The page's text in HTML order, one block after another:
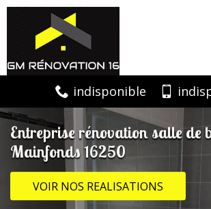
indisponible
Entreprise rénovation salle de
Mainfonds 16250
VOIR NOS REALISATIONS